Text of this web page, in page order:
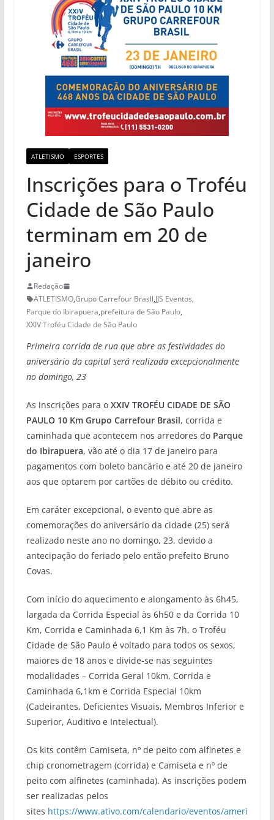
ATLETISMO ESPORTES
Inscrições para o Troféu
Cidade de São Paulo
terminam em 20 de
janeiro
Redação
ATLETISMO,Grupo Carrefour Brasll,JJS Eventos,
Parque do Ibirapuera,prefeitura de São Paulo,
XXIV Troféu Cidade de São Paulo
Primeira corrida de rua que abre as festividades do
aniversário da capital será realizada excepcionalmente
no domingo, 23
As inscrições para o XXIV TROFÉU CIDADE DE SÃO
PAULO 10 Km Grupo Carrefour Brasil, corrida e
caminhada que acontecem nos arredores doParque
do Ibirapuera, vão até o dia 17 de janeiro para
pagamentos com boleto bancário e até 20 de janeiro
aos que optarem por cartões de débito ou crédito.
Em caráter excepcional, o evento que abre as
comemorações do aniversário da cidade (25) será
realizado neste ano no domingo, 23, devido a
antecipação do feriado pelo então prefeito Bruno
Covas.
Com início do aquecimento e alongamento às 6h45,
largada da Corrida Especial às 6h50 e da Corrida 10
Km, Corrida e Caminhada 6,1 Km às 7h, o Troféu
Cidade de São Paulo é voltado para todos os sexos,
maiores de 18 anos e divide-se nas seguintes
modalidades – Corrida Geral 10km, Corrida e
Caminhada 6,1km e Corrida Especial 10km
(Cadeirantes, Deficientes Visuais, Membros Inferior e
Superior, Auditivo e Intelectual).
Os kits contêm Camiseta, nº de peito com alfinetes e
chip cronometragem (corrida) e Camiseta e nº de
peito com alfinetes (caminhada). As inscrições podem
ser realizadas pelos
sites https://www.ativo.com/calendario/eventos/ameri